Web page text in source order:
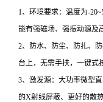
1、环境要求：温度为-
能有强磁场、强振动源及
2、防水、防尘、防扎、
台上，无需手扶，一键式
3、激发源：大功率微型
的X射线屏蔽、更好的散